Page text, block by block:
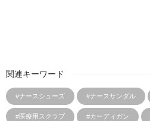
関連キーワード
#ナースシューズ #ナースサンダル
#医療用スクラブ #カーディガン